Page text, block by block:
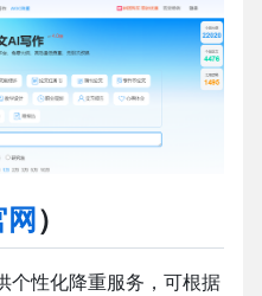
）
个性化降重服务，可根据